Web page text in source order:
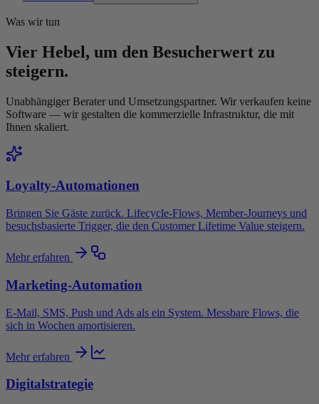
Was wir tun
Vier Hebel, um den Besucherwert zu
steigern.
Unabhängiger Berater und Umsetzungspartner. Wir verkaufen keine
Software — wir gestalten die kommerzielle Infrastruktur, die mit
Ihnen skaliert.
Loyalty-Automationen
Bringen Sie Gäste zurück. Lifecycle-Flows, Member-Journeys und
besuchsbasierte Trigger, die den Customer Lifetime Value steigern.
Mehr erfahren
Marketing-Automation
E-Mail, SMS, Push und Ads als ein System. Messbare Flows, die
sich in Wochen amortisieren.
Mehr erfahren
Digitalstrategie